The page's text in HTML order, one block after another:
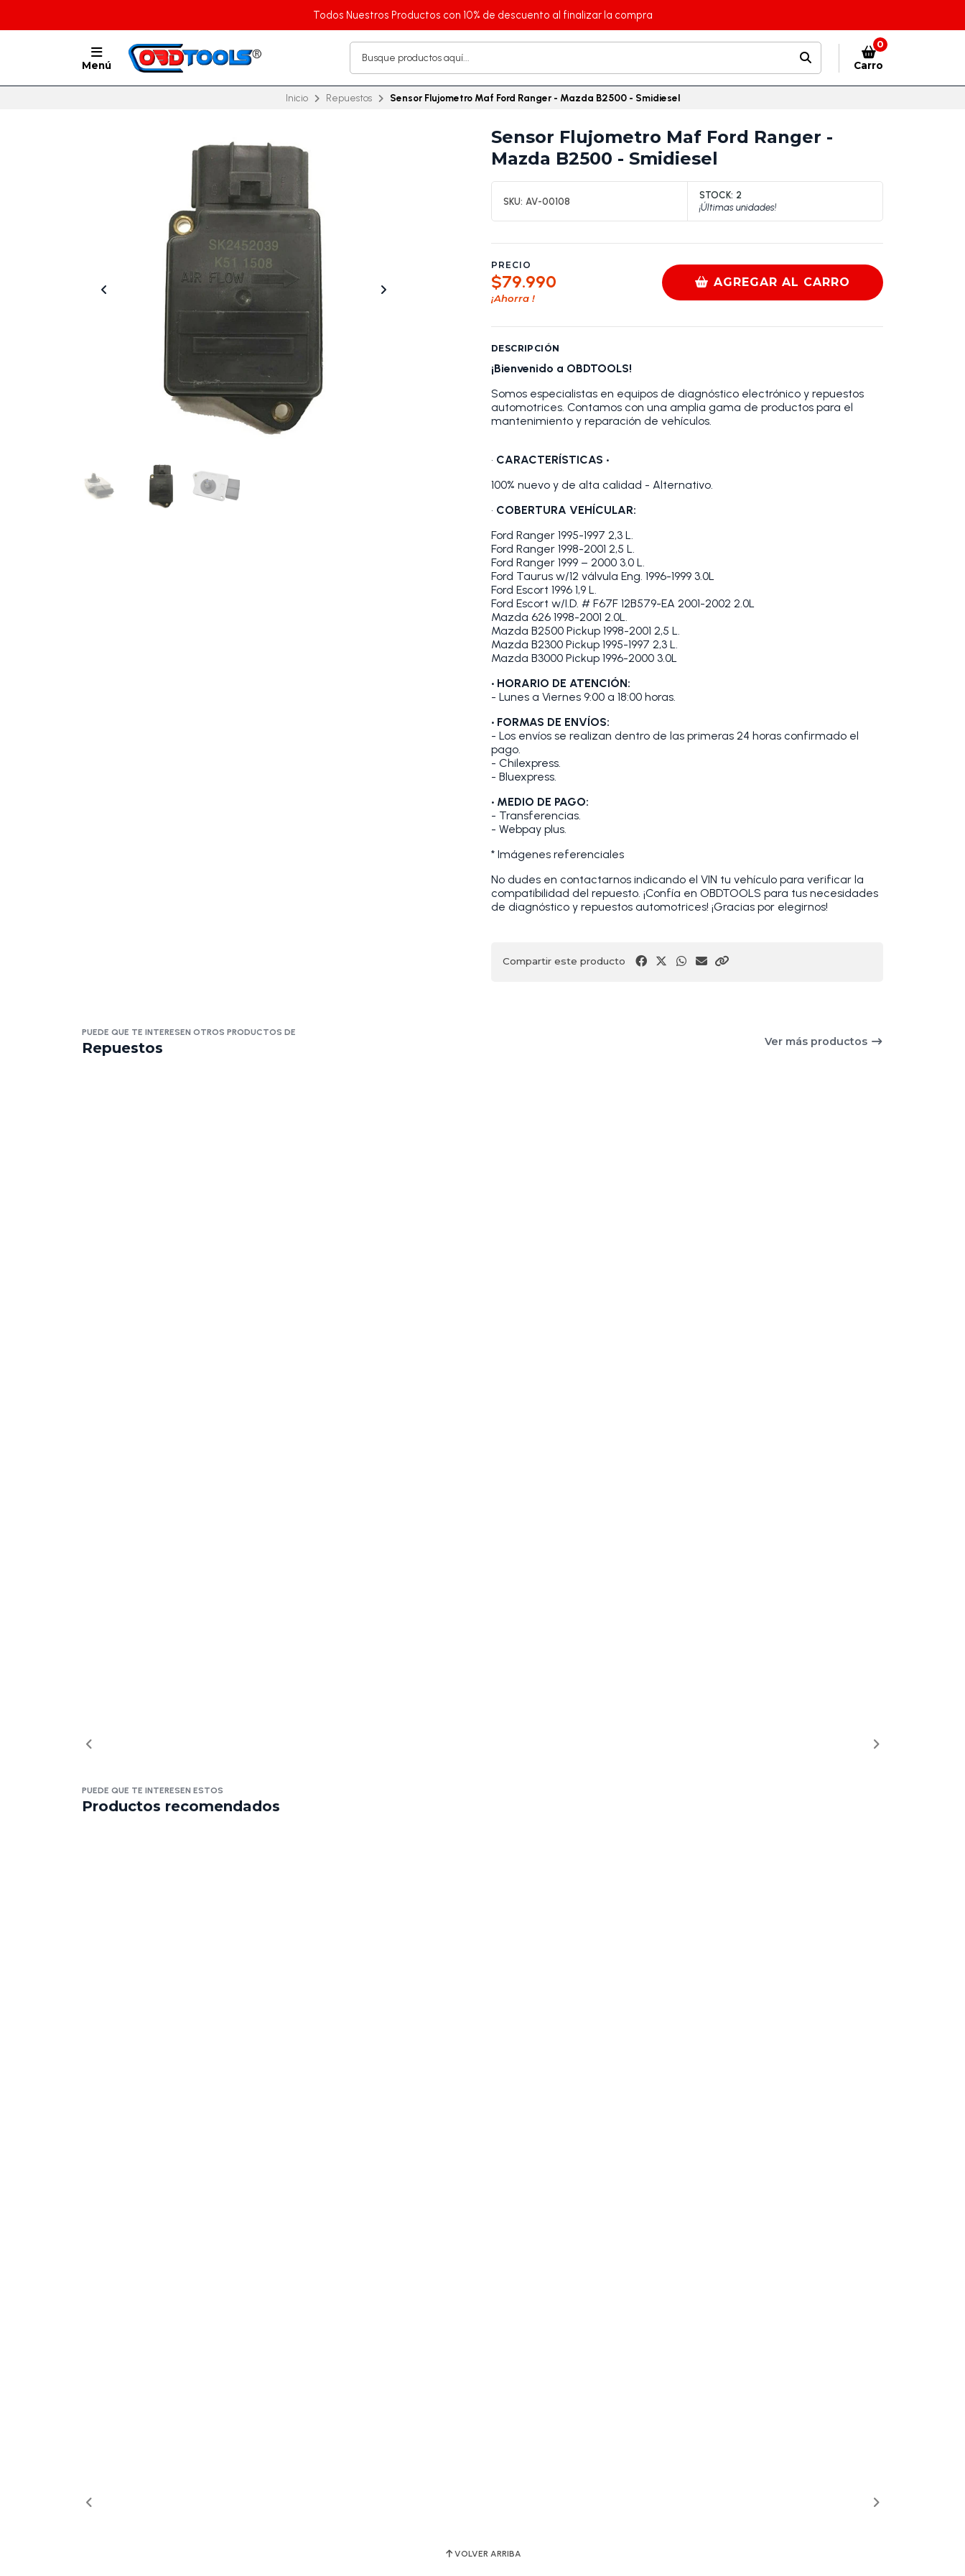
Todos Nuestros Productos con 10% de descuento al finalizar la compra
Menú
0
Carro
Inicio Repuestos Sensor Flujometro Maf Ford Ranger - Mazda B2500 - Smidiesel
Sensor Flujometro Maf Ford Ranger -
Mazda B2500 - Smidiesel
SKU: AV-00108
STOCK: 2
¡Últimas unidades!
PRECIO
$79.990
¡Ahorra !
AGREGAR AL CARRO
DESCRIPCIÓN
¡Bienvenido a OBDTOOLS!
Somos especialistas en equipos de diagnóstico electrónico y repuestos
automotrices. Contamos con una amplia gama de productos para el
mantenimiento y reparación de vehículos.
• CARACTERÍSTICAS •
100% nuevo y de alta calidad - Alternativo.
• COBERTURA VEHÍCULAR:
Ford Ranger 1995-1997 2,3 L.
Ford Ranger 1998-2001 2,5 L.
Ford Ranger 1999 – 2000 3.0 L.
Ford Taurus w/12 válvula Eng. 1996-1999 3.0L
Ford Escort 1996 1,9 L.
Ford Escort w/I.D. # F67F 12B579-EA 2001-2002 2.0L
Mazda 626 1998-2001 2.0L.
Mazda B2500 Pickup 1998-2001 2,5 L.
Mazda B2300 Pickup 1995-1997 2,3 L.
Mazda B3000 Pickup 1996-2000 3.0L
• HORARIO DE ATENCIÓN:
- Lunes a Viernes 9:00 a 18:00 horas.
• FORMAS DE ENVÍOS:
- Los envíos se realizan dentro de las primeras 24 horas confirmado el
pago.
- Chilexpress.
- Bluexpress.
• MEDIO DE PAGO:
- Transferencias.
- Webpay plus.
* Imágenes referenciales
No dudes en contactarnos indicando el VIN tu vehículo para verificar la
compatibilidad del repuesto. ¡Confía en OBDTOOLS para tus necesidades
de diagnóstico y repuestos automotrices! ¡Gracias por elegirnos!
Compartir este producto
PUEDE QUE TE INTERESEN OTROS PRODUCTOS DE
Repuestos Ver más productos
PUEDE QUE TE INTERESEN ESTOS
Productos recomendados
VOLVER ARRIBA